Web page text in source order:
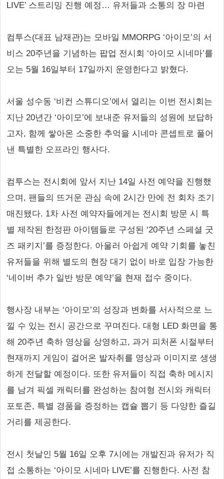
LIVE’ 스트리밍 진행 예정… 유저들과 소통의 장 마련
컴투스(대표 남재관)는 모바일 MMORPG ‘아이모’의 서
비스 20주년을 기념하는 팝업 전시회 ‘아이모 시네마’를
오는 5월 16일부터 17일까지 운영한다고 밝혔다.
서울 성수동 ‘비컨 스튜디오’에서 열리는 이번 전시회는
지난 20년간 ‘아이모’에 보내준 유저들의 성원에 보답하
고자, 함께 쌓아온 소중한 추억을 시네마 콘셉트로 풀어
낸 특별한 오프라인 행사다.
컴투스는 전시회에 앞서 지난 14일 사전 예약을 진행했
으며, 팬들의 뜨거운 관심 속에 2시간 만에 전 회차 조기
매진됐다. 1차 사전 예약자들에게는 전시회 방문 시 특
별 제작된 한정판 아이템들로 구성된 ‘20주년 스페셜 굿
즈 패키지’를 증정한다. 아울러 아쉽게 예약 기회를 놓친
유저들을 위해 별도의 현장 대기 없이 바로 입장 가능한
‘네이버 추가 일반 방문 예약’을 현재 접수 중이다.
행사장 내부는 ‘아이모’의 성장과 변화를 서사적으로 느
낄 수 있는 전시 공간으로 꾸며진다. 대형 LED 화면을 통
해 20주년 축하 영상을 상영하고, 과거 피처폰 시절부터
현재까지 게임이 걸어온 발자취를 영상과 이미지로 생생
하게 전달할 예정이다. 또한 유저들이 직접 축하 메시지
를 남겨 픽셀 캐릭터를 완성하는 참여형 전시와 캐릭터
포토존, 특별 경품을 증정하는 캡슐 뽑기 등 다양한 즐길
거리를 제공한다.
전시 첫날인 5월 16일 오후 7시에는 개발진과 유저가 직
접 소통하는 ‘아이모 시네마 LIVE’를 진행한다. 사전 참